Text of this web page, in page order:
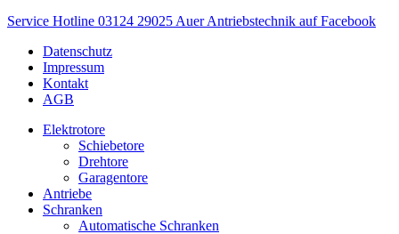
Service Hotline 03124 29025Auer Antriebstechnik auf Facebook
Datenschutz
Impressum
Kontakt
AGB
Elektrotore
Schiebetore
Drehtore
Garagentore
Antriebe
Schranken
Automatische Schranken